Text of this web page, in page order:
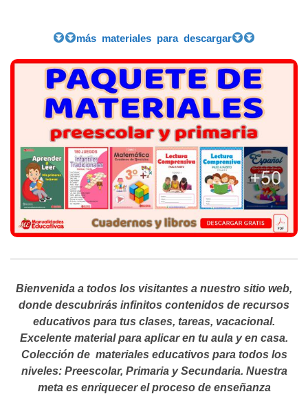
más materiales para descargar
Bienvenida a todos los visitantes a nuestro sitio web,
donde descubrirás infinitos contenidos de recursos
educativos para tus clases, tareas, vacacional.
Excelente material para aplicar en tu aula y en casa.
Colección de materiales educativos para todos los
niveles: Preescolar, Primaria y Secundaria. Nuestra
meta es enriquecer el proceso de enseñanza